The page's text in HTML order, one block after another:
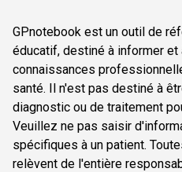
GPnotebook est un outil de
éducatif, destiné à informer et
connaissances
santé. Il n'est pas destiné à
diagnostic ou de traitement
Veuillez ne pas saisir
spécifiques à un patient.
relèvent de l'entière